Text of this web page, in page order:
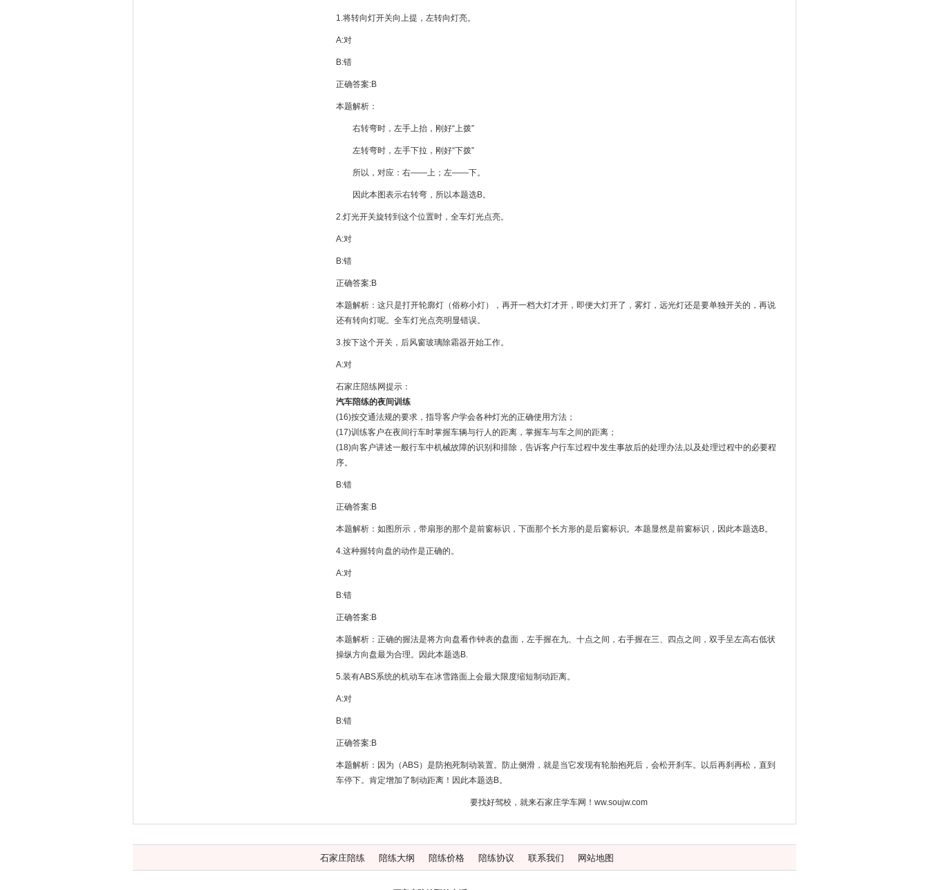
1.将转向灯开关向上提，左转向灯亮。
A:对
B:错
正确答案:B
本题解析：
右转弯时，左手上抬，刚好“上拨”
左转弯时，左手下拉，刚好“下拨”
所以，对应：右——上；左——下。
因此本图表示右转弯，所以本题选B。
2.灯光开关旋转到这个位置时，全车灯光点亮。
A:对
B:错
正确答案:B
本题解析：这只是打开轮廓灯（俗称小灯），再开一档大灯才开，即便大灯开了，雾灯，远光灯还是要单独开关的，再说
还有转向灯呢。全车灯光点亮明显错误。
3.按下这个开关，后风窗玻璃除霜器开始工作。
A:对
石家庄陪练网提示：
汽车陪练的夜间训练
(16)按交通法规的要求，指导客户学会各种灯光的正确使用方法；
(17)训练客户在夜间行车时掌握车辆与行人的距离，掌握车与车之间的距离；
(18)向客户讲述一般行车中机械故障的识别和排除，告诉客户行车过程中发生事故后的处理办法,以及处理过程中的必要程
序。
B:错
正确答案:B
本题解析：如图所示，带扇形的那个是前窗标识，下面那个长方形的是后窗标识。本题显然是前窗标识，因此本题选B。
4.这种握转向盘的动作是正确的。
A:对
B:错
正确答案:B
本题解析：正确的握法是将方向盘看作钟表的盘面，左手握在九、十点之间，右手握在三、四点之间，双手呈左高右低状
操纵方向盘最为合理。因此本题选B.
5.装有ABS系统的机动车在冰雪路面上会最大限度缩短制动距离。
A:对
B:错
正确答案:B
本题解析：因为（ABS）是防抱死制动装置。防止侧滑，就是当它发现有轮胎抱死后，会松开刹车。以后再刹再松，直到
车停下。肯定增加了制动距离！因此本题选B。
要找好驾校，就来石家庄学车网！ww.soujw.com
石家庄陪练 陪练大纲 陪练价格 陪练协议 联系我们 网站地图